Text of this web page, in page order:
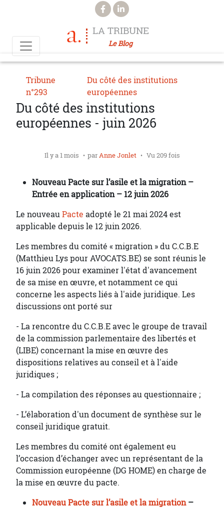
Aller au contenu principal
LA TRIBUNE
Le Blog
Tribune
n°293
Du côté des institutions
européennes
Du côté des institutions
européennes - juin 2026
Il y a 1 mois parAnne Jonlet Vu 209 fois
Nouveau Pacte sur l’asile et la migration –
Entrée en application – 12 juin 2026
Le nouveauPacte adopté le 21 mai 2024 est
applicable depuis le 12 juin 2026.
Les membres du comité « migration » du C.C.B.E
(Matthieu Lys pour AVOCATS.BE) se sont réunis le
16 juin 2026 pour examiner l'état d'avancement
de sa mise en œuvre, et notamment ce qui
concerne les aspects liés à l'aide juridique. Les
discussions ont porté sur
- La rencontre du C.C.B.E avec le groupe de travail
de la commission parlementaire des libertés et
(LIBE) concernant la mise en œuvre des
dispositions relatives au conseil et à l'aide
juridiques ;
- La compilation des réponses au questionnaire ;
- L’élaboration d'un document de synthèse sur le
conseil juridique gratuit.
Les membres du comité ont également eu
l’occasion d’échanger avec un représentant de la
Commission européenne (DG HOME) en charge de
la mise en œuvre du pacte.
Nouveau Pacte sur l’asile et la migration –